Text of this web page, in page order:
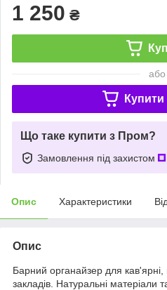
1 250 ₴
або
Купити
Що таке купити з Пром?
Замовлення під захистом
Опис Характеристики
Опис
Барний органайзер для
закладів. Натуральні матеріали